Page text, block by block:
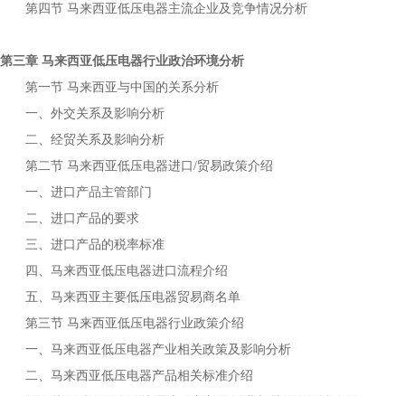
第四节 马来西亚低压电器主流企业及竞争情况分析
第三章 马来西亚低压电器行业政治环境分析
第一节 马来西亚与中国的关系分析
一、外交关系及影响分析
二、经贸关系及影响分析
第二节 马来西亚低压电器进口/贸易政策介绍
一、进口产品主管部门
二、进口产品的要求
三、进口产品的税率标准
四、 马来西亚低压电器进口流程介绍
五、 马来西亚 主要低压电器贸易商名单
第三节 马来西亚低压电器行业政策介绍
一、 马来西亚低压电器产业相关政策及影响分析
二、 马来西亚低压电器产品相关标准介绍